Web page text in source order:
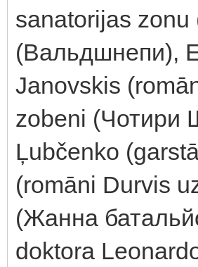
sanatorijas zonu
(Вальдшнепи),
Janovskis
zobeni (Чотири
Ļubčenko
(romāni Durvis
(Жанна
doktora